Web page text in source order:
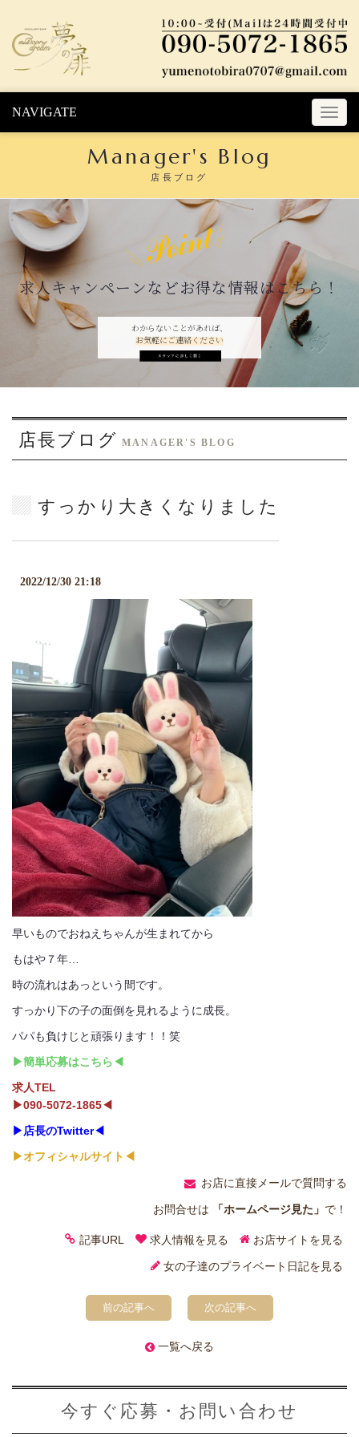
T
o
e
g
NAVIGATE
Manager's Blog
店長ブログ
わからないことがあれば、
お気軽にご連絡ください
求人キャンペーンなどお得な情報はこちら！
店長ブログ MANAGER'S BLOG
すっかり大きくなりました
2022/12/30 21:18
早いものでおねえちゃんが生まれてから
もはや７年…
時の流れはあっという間です。
すっかり下の子の面倒を見れるように成長。
パパも負けじと頑張ります！！笑
▶簡単応募はこちら◀
求人TEL
▶090-5072-1865◀
▶店長のTwitter◀
▶オフィシャルサイト◀
お店に直接メールで質問する
お問合せは
「ホームページ見た」 で！
記事URL 求人情報を見る お店サイトを見る
女の子達のプライベート日記を見る
前の記事へ 次の記事へ
一覧へ戻る
今すぐ応募・お問い合わせ